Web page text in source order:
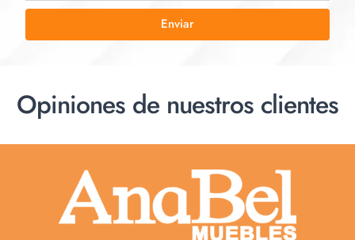
Enviar
Opiniones de nuestros clientes